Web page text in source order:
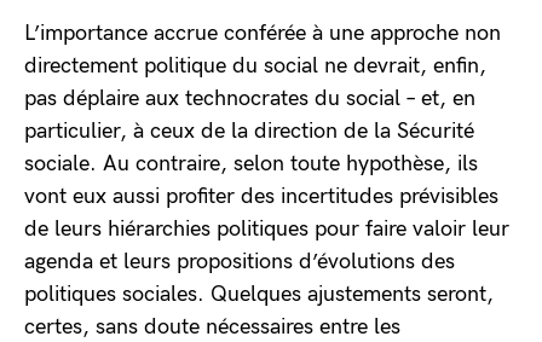
L’importance accrue conférée à une approche non
directement politique du social ne devrait, enfin,
pas déplaire aux technocrates du social – et, en
particulier, à ceux de la direction de la Sécurité
sociale. Au contraire, selon toute hypothèse, ils
vont eux aussi profiter des incertitudes prévisibles
de leurs hiérarchies politiques pour faire valoir leur
agenda et leurs propositions d’évolutions des
politiques sociales. Quelques ajustements seront,
certes, sans doute nécessaires entre les